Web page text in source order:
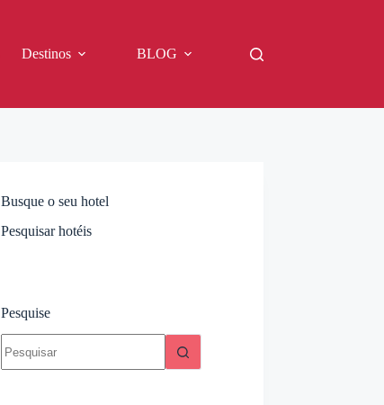
Destinos BLOG
Busque o seu hotel
Pesquisar hotéis
Pesquise
resultados